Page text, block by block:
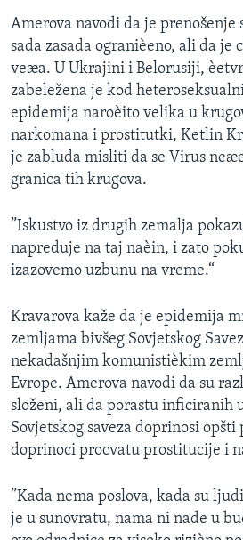
Amerova navodi da je prenošenje
sada zasada ogranièeno, ali da je
veæa. U Ukrajini i Belorusiji,
zabeležena je kod
epidemija naroèito velika u
narkomana i prostitutki, Ketlin
je zabluda misliti da se Virus
granica tih krugova.
”Iskustvo iz drugih zemalja
napreduje na taj naèin, i zato
izazovemo uzbunu na vreme.“
Kravarova kaže da je epidemija
zemljama bivšeg Sovjetskog
nekadašnjim komunistièkim
Evrope. Amerova navodi da su
složeni, ali da porastu inficiranih
Sovjetskog saveza doprinosi
doprinoci procvatu prostitucije i
”Kada nema poslova, kada su
je u sunovratu, nama ni nade u